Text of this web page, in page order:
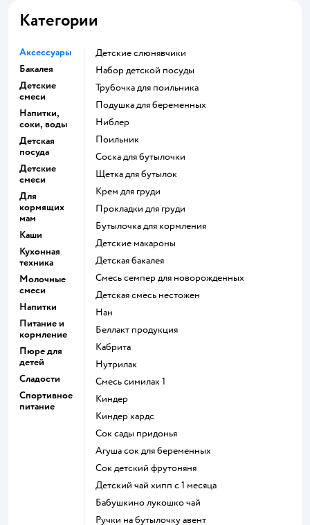
Категории
Аксессуары
Бакалея
Детские
смеси
Напитки,
соки, воды
Детская
посуда
Детские
смеси
Для
кормящих
мам
Каши
Кухонная
техника
Молочные
смеси
Напитки
Питание и
кормление
Пюре для
детей
Сладости
Спортивное
питание
Детские слюнявчики
набор детской посуды
трубочка для поильника
подушка для беременных
ниблер
поильник
соска для бутылочки
щетка для бутылок
крем для груди
прокладки для груди
бутылочка для кормления
детские макароны
детская бакалея
смесь семпер для новорожденных
детская смесь нестожен
нан
беллакт продукция
кабрита
нутрилак
смесь симилак 1
киндер
киндер кардс
сок сады придонья
агуша сок для беременных
сок детский фрутоняня
детский чай хипп с 1 месяца
бабушкино лукошко чай
ручки на бутылочку авент